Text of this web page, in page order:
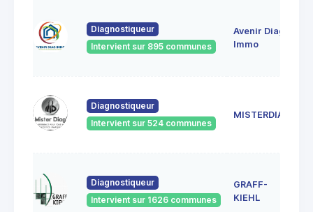
Diagnostiqueur
Intervient sur 895 communes
Avenir Diag
Immo
Diagnostiqueur
Intervient sur 524 communes
MISTERDIAG
Diagnostiqueur
Intervient sur 1626 communes
GRAFF-
KIEHL